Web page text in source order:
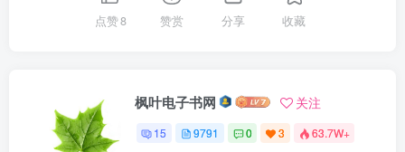
点赞8 赞赏 分享 收藏
枫叶电子书网 关注
15 9791 0 3 63.7W+